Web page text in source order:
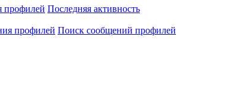
профилей Последняя активность
профилей Поиск сообщений профилей